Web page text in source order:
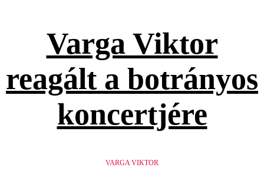
Varga Viktor
reagált a botrányos
koncertjére
VARGA VIKTOR